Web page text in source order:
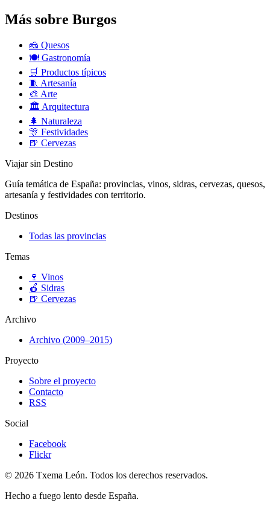
Más sobre Burgos
🧀 Quesos
🍽️ Gastronomía
🛒 Productos típicos
🧵 Artesanía
🎨 Arte
🏛️ Arquitectura
🌲 Naturaleza
🎊 Festividades
🍺 Cervezas
Viajar sin Destino
Guía temática de España: provincias, vinos, sidras, cervezas, quesos,
artesanía y festividades con territorio.
Destinos
Todas las provincias
Temas
🍷 Vinos
🍎 Sidras
🍺 Cervezas
Archivo
Archivo (2009–2015)
Proyecto
Sobre el proyecto
Contacto
RSS
Social
Facebook
Flickr
© 2026 Txema León. Todos los derechos reservados.
Hecho a fuego lento desde España.